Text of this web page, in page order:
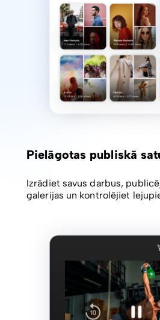
Pielāgotas publiskā
Izrādiet savus darbus,
galerijas un kontrolējiet